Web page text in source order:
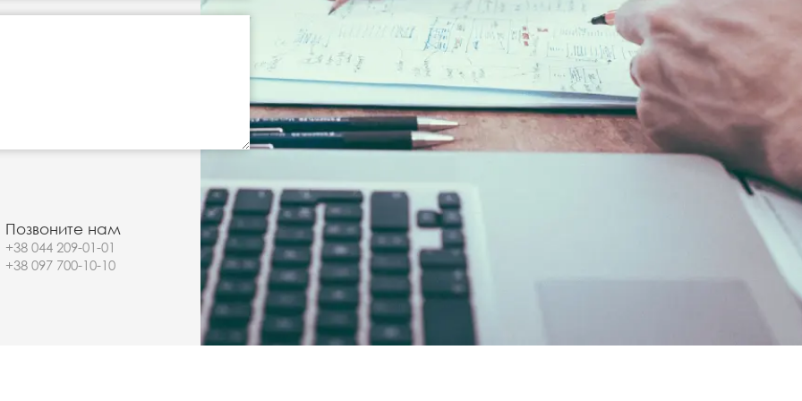
Позвоните нам
+38 044 209-01-01
+38 097 700-10-10